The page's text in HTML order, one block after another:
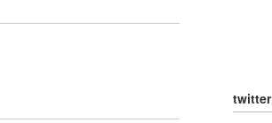
twitter